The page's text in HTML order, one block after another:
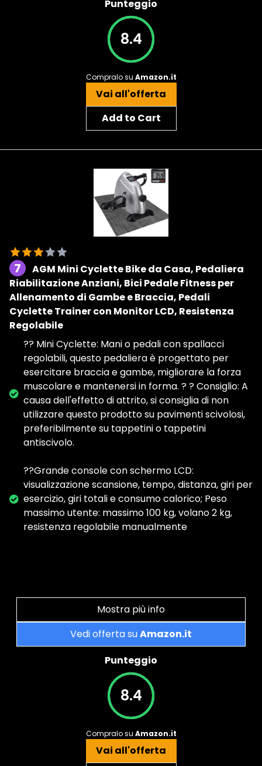
Punteggio
8.4
Compralo su Amazon.it
Vai all'offerta
Add to Cart
7
AGM Mini Cyclette Bike da Casa, Pedaliera
Riabilitazione Anziani, Bici Pedale Fitness per
Allenamento di Gambe e Braccia, Pedali
Cyclette Trainer con Monitor LCD, Resistenza
Regolabile
?? Mini Cyclette: Mani o pedali con spallacci
regolabili, questo pedaliera è progettato per
esercitare braccia e gambe, migliorare la forza
muscolare e mantenersi in forma. ? ? Consiglio: A
causa dell'effetto di attrito, si consiglia di non
utilizzare questo prodotto su pavimenti scivolosi,
preferibilmente su tappetini o tappetini
antiscivolo.
??Grande console con schermo LCD:
visualizzazione scansione, tempo, distanza, giri per
esercizio, giri totali e consumo calorico; Peso
massimo utente: massimo 100 kg, volano 2 kg,
resistenza regolabile manualmente
Mostra più info
Vedi offerta suAmazon.it
Punteggio
8.4
Compralo su Amazon.it
Vai all'offerta